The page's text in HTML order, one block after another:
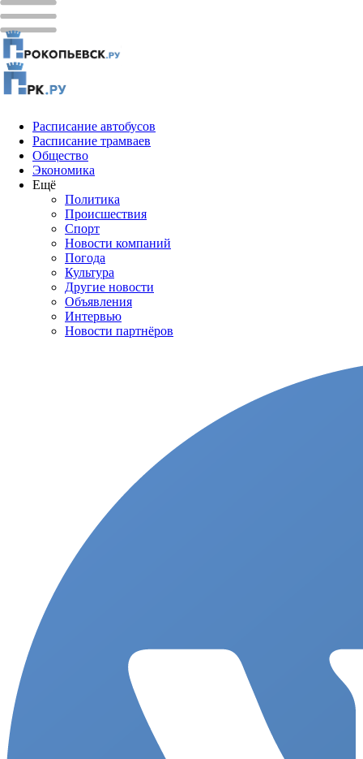
Расписание автобусов
Расписание трамваев
Общество
Экономика
Ещё
Политика
Проиcшествия
Спорт
Новости компаний
Погода
Культура
Другие новости
Объявления
Интервью
Новости партнёров